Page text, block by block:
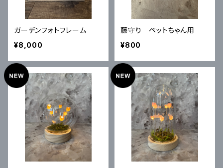
ガーデンフォトフレーム
¥8,000
藤守り ペットちゃん用
¥800